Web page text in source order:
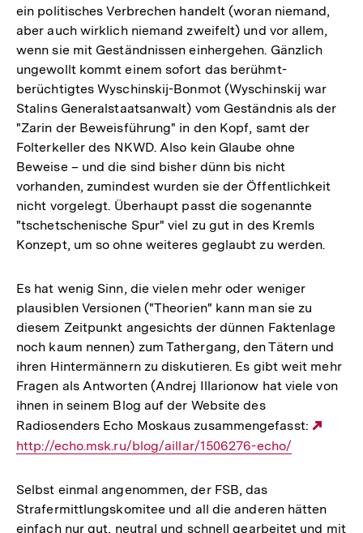
ein politisches Verbrechen handelt (woran niemand,
aber auch wirklich niemand zweifelt) und vor allem,
wenn sie mit Geständnissen einhergehen. Gänzlich
ungewollt kommt einem sofort das berühmt-
berüchtigtes Wyschinskij-Bonmot (Wyschinskij war
Stalins Generalstaatsanwalt) vom Geständnis als der
"Zarin der Beweisführung" in den Kopf, samt der
Folterkeller des NKWD. Also kein Glaube ohne
Beweise – und die sind bisher dünn bis nicht
vorhanden, zumindest wurden sie der Öffentlichkeit
nicht vorgelegt. Überhaupt passt die sogenannte
"tschetschenische Spur" viel zu gut in des Kremls
Konzept, um so ohne weiteres geglaubt zu werden.
Es hat wenig Sinn, die vielen mehr oder weniger
plausiblen Versionen ("Theorien" kann man sie zu
diesem Zeitpunkt angesichts der dünnen Faktenlage
noch kaum nennen) zum Tathergang, den Tätern und
ihren Hintermännern zu diskutieren. Es gibt weit mehr
Fragen als Antworten (Andrej Illarionow hat viele von
ihnen in seinem Blog auf der Website des
Radiosenders Echo Moskaus zusammengefasst:
http://echo.msk.ru/blog/aillar/1506276-echo/
Selbst einmal angenommen, der FSB, das
Strafermittlungskomitee und all die anderen hätten
einfach nur gut, neutral und schnell gearbeitet und mit